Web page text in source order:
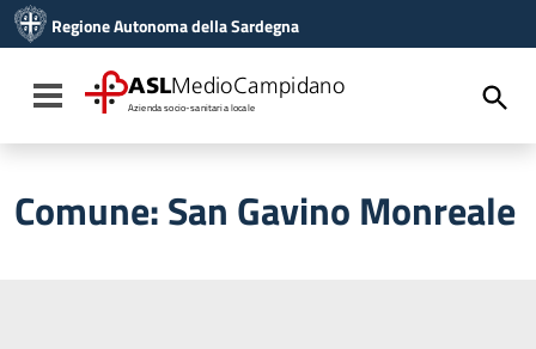
Vai al menu di navigazione
Vai al footer
Regione Autonoma della Sardegna
Toggle navigation
ASLMedioCampidano
Azienda socio-sanitaria locale
Comune:San Gavino Monreale